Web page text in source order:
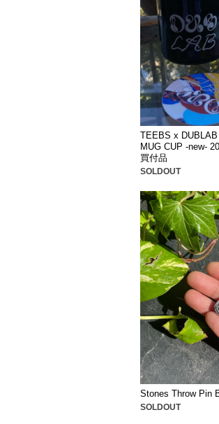
TEEBS x
MUG CUP -new-
買付品
SOLDOUT
Stones Throw Pin
SOLDOUT